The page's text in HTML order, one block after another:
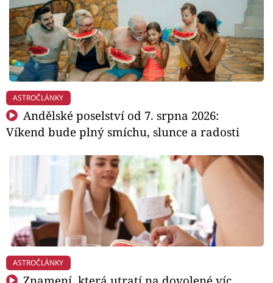
ASTROČLÁNKY
Andělské poselství od 7. srpna 2026:
Víkend bude plný smíchu, slunce a radosti
ASTROČLÁNKY